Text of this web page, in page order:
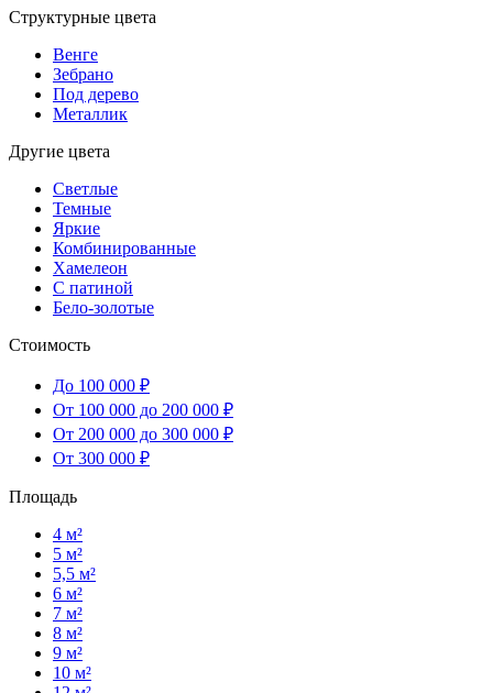
Структурные цвета
Венге
Зебрано
Под дерево
Металлик
Другие цвета
Светлые
Темные
Яркие
Комбинированные
Хамелеон
С патиной
Бело-золотые
Стоимость
До 100 000 ₽
От 100 000 до 200 000 ₽
От 200 000 до 300 000 ₽
От 300 000 ₽
Площадь
4 м²
5 м²
5,5 м²
6 м²
7 м²
8 м²
9 м²
10 м²